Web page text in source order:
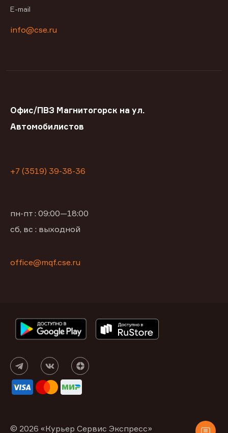
E-mail
info@cse.ru
Офис/ПВЗ Магнитогорск на ул.
Автомобилистов
+7 (3519) 39-38-36
пн-пт : 09:00—18:00
сб, вс : выходной
office@mqf.cse.ru
© 2026 «Курьер Сервис Экспресс»